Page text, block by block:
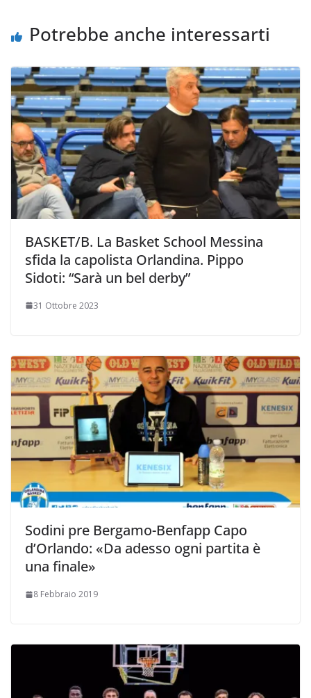
i
Potrebbe anche interessarti
BASKET/B. La Basket School Messina
sfida la capolista Orlandina. Pippo
Sidoti: “Sarà un bel derby”
31 Ottobre 2023
Sodini pre Bergamo-Benfapp Capo
d’Orlando: «Da adesso ogni partita è
una finale»
8 Febbraio 2019